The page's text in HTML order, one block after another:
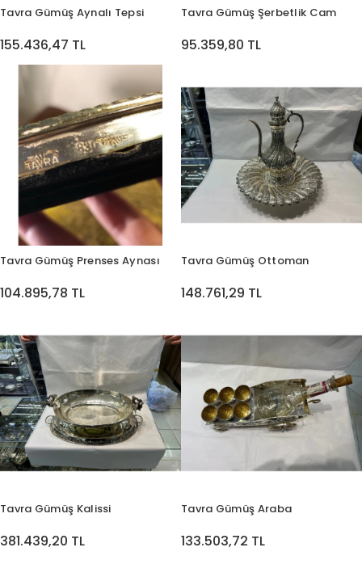
Tavra Gümüş Aynalı Tepsi
155.436,47 TL
Tavra Gümüş Şerbetlik Cam
95.359,80 TL
Tavra Gümüş Prenses Aynası
104.895,78 TL
Tavra Gümüş Ottoman
148.761,29 TL
Tavra Gümüş Kalissi
381.439,20 TL
Tavra Gümüş Araba
133.503,72 TL